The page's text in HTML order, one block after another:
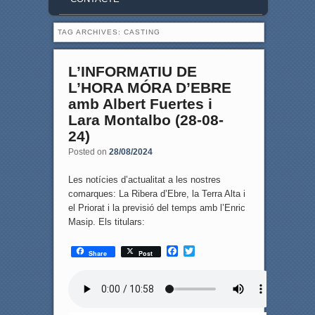
TAG ARCHIVES: CASTING
L’INFORMATIU DE
L’HORA MÓRA D’EBRE
amb Albert Fuertes i
Lara Montalbo (28-08-
24)
Posted on 28/08/2024
Les notícies d’actualitat a les nostres
comarques: La Ribera d’Ebre, la Terra Alta i
el Priorat i la previsió del temps amb l’Enric
Masip. Els titulars:
Share Post
F
T